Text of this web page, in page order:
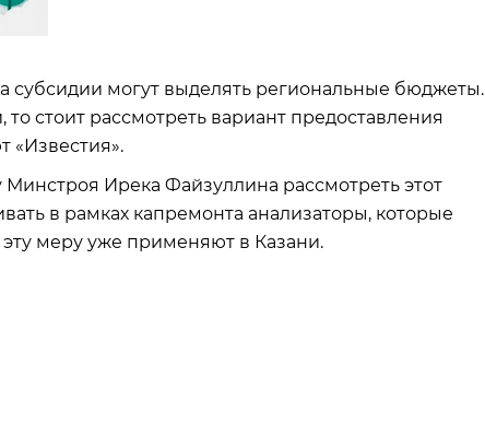
субсидии могут выделять региональные бюджеты.
стоит рассмотреть вариант предоставления
«Известия».
Ирека Файзуллина рассмотреть этот
в рамках капремонта анализаторы, которые
меру уже применяют в Казани.